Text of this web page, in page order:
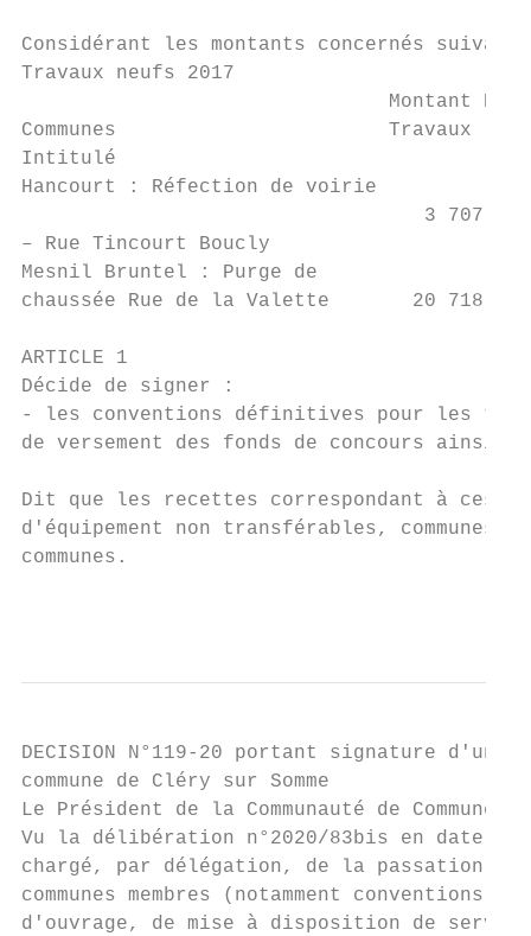
Considérant les montants concernés
Travaux neufs 2017
Montant HT
Communes                       Travaux
Intitulé
Hancourt : Réfection de voirie
3
– Rue Tincourt Boucly
Mesnil Bruntel : Purge de
chaussée Rue de la Valette       20
ARTICLE 1
Décide de signer :
- les conventions définitives pour les
de versement des fonds de concours ainsi
Dit que les recettes correspondant à ces
d'équipement non transférables, communes
communes.
DECISION N°119-20 portant signature
commune de Cléry sur Somme
Le Président de la Communauté de Communes
Vu la délibération n°2020/83bis en date
chargé, par délégation, de la passation des
communes membres (notamment
d'ouvrage, de mise à disposition de